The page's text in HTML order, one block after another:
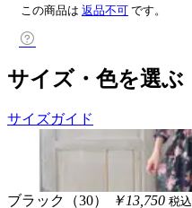
この商品は 返品不可 です。
サイズ・色を選ぶ
サイズガイド
ブラック（30） ￥13,750 税込